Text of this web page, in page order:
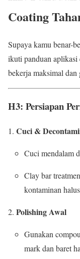
Coating
Supaya kamu benar-
ikuti panduan
bekerja maksimal
H3: Persiapan
Cuci &
Cuci mendalam
Clay bar
kontaminan
Polishing Awal
Gunakan
mark dan baret